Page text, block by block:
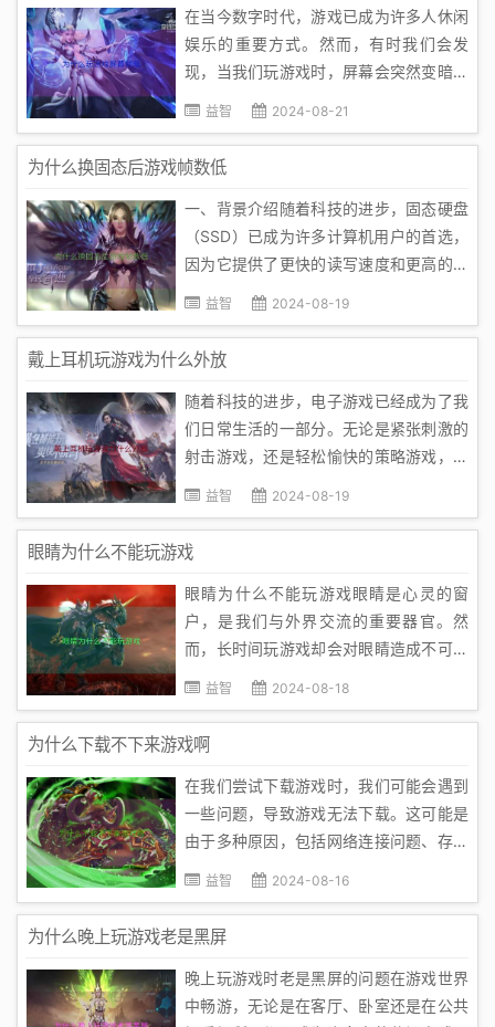
括路由器、调制解调器（或 D...
在当今数字时代，游戏已成为许多人休闲
娱乐的重要方式。然而，有时我们会发
现，当我们玩游戏时，屏幕会突然变暗。
这可能会影响我们的游戏体验，甚至让人
下来呢？本文将为你揭示这一现象的原
因，并提供相应的解决方案。一、游戏设
置与屏幕亮度首先，我们需要了解的
是，...
益智 2024-08-21
为什么换固态后游戏帧数低
一、背景介绍随着科技的进步，固态硬盘
（SSD）已成为许多计算机用户的首选，
因为它提供了更快的读写速度和更高的数
据可靠性。然而，有些用户在更换固态硬
呢？本文将探讨这个问题并提供可能的解
决方案。二、原因分析1. 硬件兼容性问
题：首先，需要确保新更换的...
益智 2024-08-19
戴上耳机玩游戏为什么外放
随着科技的进步，电子游戏已经成为了我
们日常生活的一部分。无论是紧张刺激的
射击游戏，还是轻松愉快的策略游戏，戴
上耳机玩游戏已经成为了一种新的生活方
时，却常常发现外放仍然开着。那么，这
是为什么呢？首先，我们要明白，戴上耳
机玩游戏可以给我们带来一种完全沉浸
式...
益智 2024-08-19
眼睛为什么不能玩游戏
眼睛为什么不能玩游戏眼睛是心灵的窗
户，是我们与外界交流的重要器官。然
而，长时间玩游戏却会对眼睛造成不可逆
的伤害。本文将从多个方面阐述眼睛为什
力。一、游戏屏幕对眼睛的伤害首先，我
们需要了解游戏屏幕对眼睛的伤害。游戏
屏幕通常采用高分辨率和高对比度的显
示...
益智 2024-08-18
为什么下载不下来游戏啊
在我们尝试下载游戏时，我们可能会遇到
一些问题，导致游戏无法下载。这可能是
由于多种原因，包括网络连接问题、存储
空间不足、权限问题，甚至是操作系统或
先，网络连接问题可能是导致游戏无法下
载的首要原因。如果你的网络连接不稳...
益智 2024-08-16
为什么晚上玩游戏老是黑屏
晚上玩游戏时老是黑屏的问题在游戏世界
中畅游，无论是在客厅、卧室还是在公共